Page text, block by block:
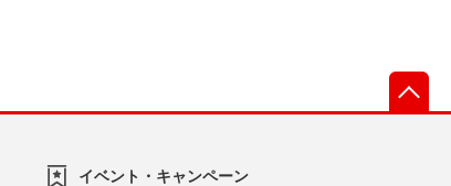
イベント・キャンペーン